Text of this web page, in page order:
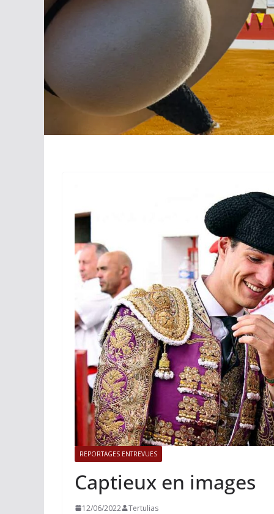
REPORTAGES ENTREVUES
Captieux en images
12/06/2022 Tertulias
ACTUALITÉS TAURINES
Istres,
photos
19/06/2026